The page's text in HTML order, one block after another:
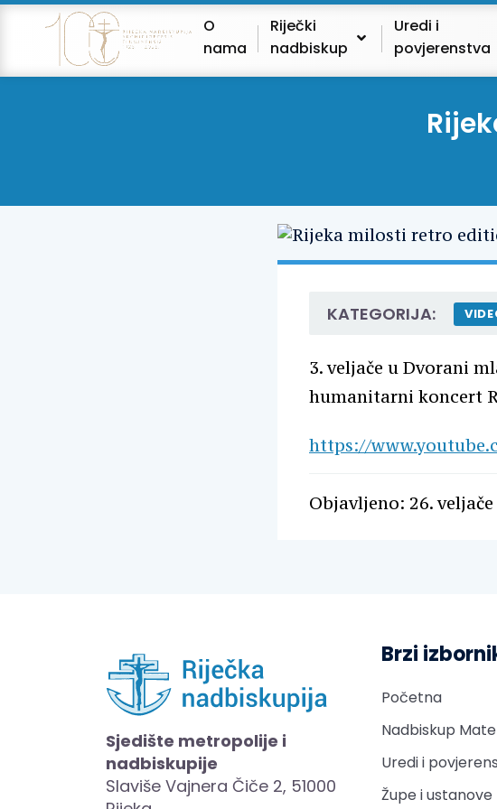
O
nama
Riječki
nadbiskup
Uredi i
povjerenstva
KATEGORIJA:
3. veljače u Dvorani
humanitarni koncert
https://
Objavljeno: 26. veljače
Sjedište metropolije i
nadbiskupije
Slaviše Vajnera Čiče 2, 51000
Brzi
Početna
Nadbiskup
Uredi i
Župe i ustanove